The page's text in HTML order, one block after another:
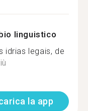
linguistico
idrias legais, de
la app